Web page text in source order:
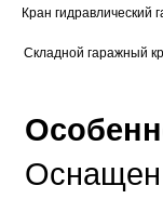
Кран гидравлический
Складной гаражный
Оснащен